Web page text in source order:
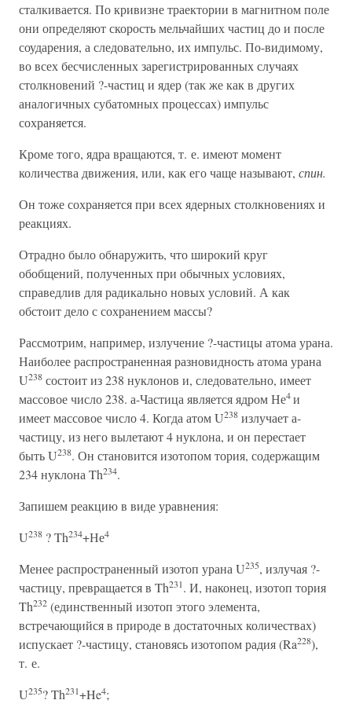
сталкивается. По кривизне траектории в магнитном поле
они определяют скорость мельчайших частиц до и после
соударения, а следовательно, их импульс. По-видимому,
во всех бесчисленных зарегистрированных случаях
столкновений ?-частиц и ядер (так же как в других
аналогичных субатомных процессах) импульс
сохраняется.
Кроме того, ядра вращаются, т. е. имеют момент
количества движения, или, как его чаще называют, спин.
Он тоже сохраняется при всех ядерных столкновениях и
реакциях.
Отрадно было обнаружить, что широкий круг
обобщений, полученных при обычных условиях,
справедлив для радикально новых условий. А как
обстоит дело с сохранением массы?
Рассмотрим, например, излучение ?-частицы атома урана.
Наиболее распространенная разновидность атома урана
U238 состоит из 238 нуклонов и, следовательно, имеет
массовое число 238. а-Частица является ядром Не4и
имеет массовое число 4. Когда атом U238 излучает а-
частицу, из него вылетают 4 нуклона, и он перестает
быть U238. Он становится изотопом тория, содержащим
234 нуклона Th234.
Запишем реакцию в виде уравнения:
U238 ? Th234+Не4
Менее распространенный изотоп урана U235, излучая ?-
частицу, превращается в Th231. И, наконец, изотоп тория
Th232 (единственный изотоп этого элемента,
встречающийся в природе в достаточных количествах)
испускает ?-частицу, становясь изотопом радия (Ra228),
т. е.
U235? Th231+He4;